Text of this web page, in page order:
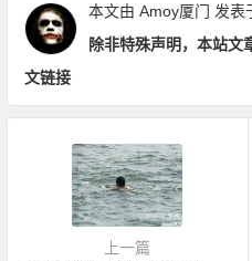
本文由 Amoy厦门 发表
除非特殊声明，本站文
文链接
上一篇